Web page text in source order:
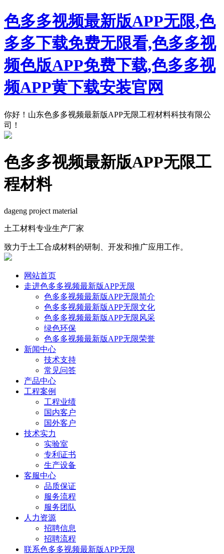
色多多视频最新版APP无限,色
多多下载免费无限看,色多多视
频色版APP免费下载,色多多视
频APP黄下载安装官网
你好！山东色多多视频最新版APP无限工程材料科技有限公
司！
色多多视频最新版APP无限工
程材料
dageng project material
土工材料专业生产厂家
致力于土工合成材料的研制、开发和推广应用工作。
网站首页
走进色多多视频最新版APP无限
色多多视频最新版APP无限简介
色多多视频最新版APP无限文化
色多多视频最新版APP无限风采
绿色环保
色多多视频最新版APP无限荣誉
新闻中心
技术支持
常见问答
产品中心
工程案例
工程业绩
国内客户
国外客户
技术实力
实验室
专利证书
生产设备
客服中心
品质保证
服务流程
服务团队
人力资源
招聘信息
招聘流程
联系色多多视频最新版APP无限